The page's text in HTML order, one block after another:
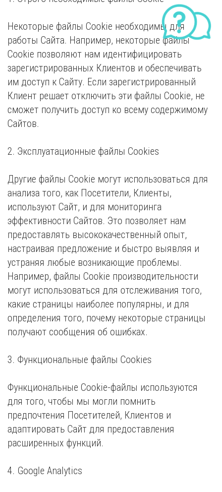
Некоторые файлы Cookie необходимы для
работы Сайта. Например, некоторые файлы
Cookie позволяют нам идентифицировать
зарегистрированных Клиентов и обеспечивать
им доступ к Сайту. Если зарегистрированный
Клиент решает отключить эти файлы Cookie, не
сможет получить доступ ко всему содержимому
Сайтов.
2. Эксплуатационные файлы Cookies
Другие файлы Cookie могут использоваться для
анализа того, как Посетители, Клиенты,
используют Сайт, и для мониторинга
эффективности Сайтов. Это позволяет нам
предоставлять высококачественный опыт,
настраивая предложение и быстро выявляя и
устраняя любые возникающие проблемы.
Например, файлы Cookie производительности
могут использоваться для отслеживания того,
какие страницы наиболее популярны, и для
определения того, почему некоторые страницы
получают сообщения об ошибках.
3. Функциональные файлы Cookies
Функциональные Cookie-файлы используются
для того, чтобы мы могли помнить
предпочтения Посетителей, Клиентов и
адаптировать Сайт для предоставления
расширенных функций.
4. Google Analytics